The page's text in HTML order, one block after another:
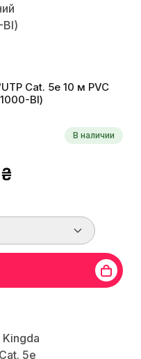
Cat. 5e 10 м PVC
Bl)
В наличии
₴